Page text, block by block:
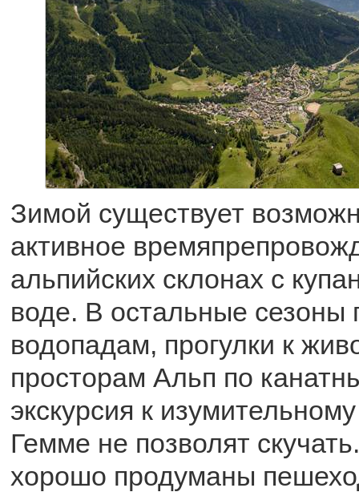
Зимой существует
активное
альпийских склонах с
воде. В остальные
водопадам, прогулки к
просторам Альп по
экскурсия к
Гемме не позволят
хорошо продуманы